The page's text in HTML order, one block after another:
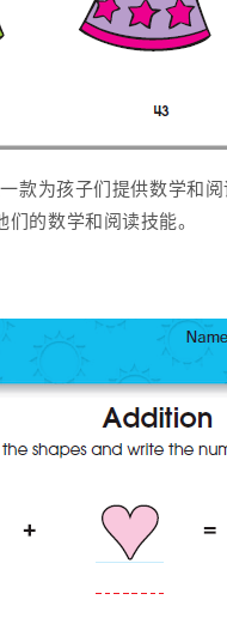
款为孩子们提供数学和阅
们的数学和阅读技能。